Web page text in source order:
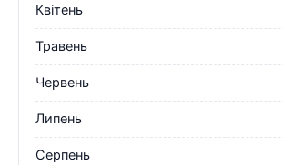
Квітень
Травень
Червень
Липень
Серпень